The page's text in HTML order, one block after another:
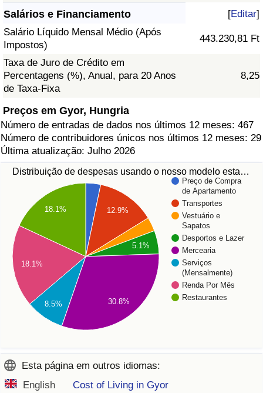
Salários e Financiamento [Editar]
Salário Líquido Mensal Médio (Após
Impostos)
443.230,81 Ft
Taxa de Juro de Crédito em
Percentagens (%), Anual, para 20 Anos
de Taxa-Fixa
8,25
Preços em Gyor, Hungria
Número de entradas de dados nos últimos 12 meses: 467
Número de contribuidores únicos nos últimos 12 meses: 29
Última atualização: Julho 2026
Distribuição de despesas usando o nosso modelo esta…
Preço de Compra
de Apartamento
Transportes
Vestuário e
Sapatos
Desportos e Lazer
Mercearia
Serviços
(Mensalmente)
Renda Por Mês
Restaurantes
12.9%
5.1%
18.1%
18.1%
8.5% 30.8%
Esta página em outros idiomas:
English
Cost of Living in Gyor